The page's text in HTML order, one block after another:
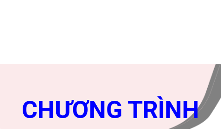
CHƯƠNG TRÌNH